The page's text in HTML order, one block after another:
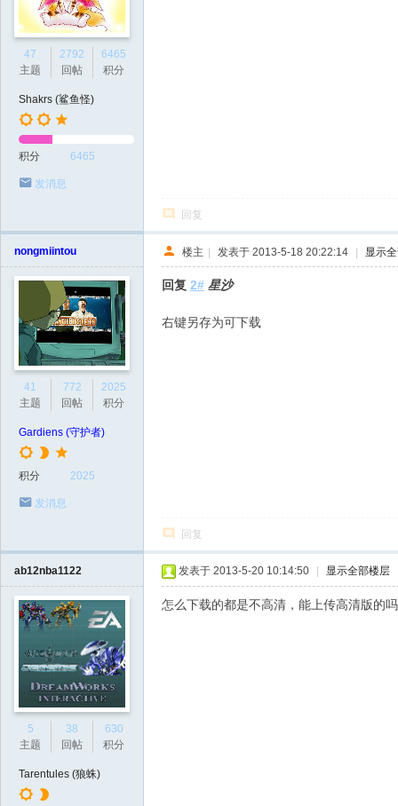
47
主题
2792
回帖
6465
积分
Shakrs (鲨鱼怪)
积分 6465
发消息
回复
nongmiintou
41
主题
772
回帖
2025
积分
Gardiens (守护者)
积分 2025
发消息
楼主 | 发表于 2013-5-18 20:22:14 | 显示
回复 2# 星沙
右键另存为可下载
回复
ab12nba1122
5
主题
38
回帖
630
积分
Tarentules (狼蛛)
发表于 2013-5-20 10:14:50 显示全部楼层
怎么下载的都是不高清，能上传高清版的